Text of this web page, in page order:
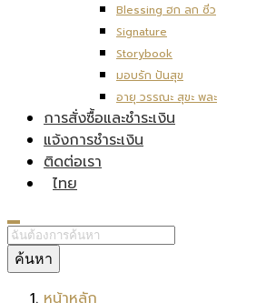
Blessing ฮก ลก ซิ่ว
Signature
Storybook
มอบรัก ปันสุข
อายุ วรรณะ สุขะ พละ
การสั่งซื้อและชำระเงิน
แจ้งการชำระเงิน
ติดต่อเรา
ไทย
ค้นหา
หน้าหลัก